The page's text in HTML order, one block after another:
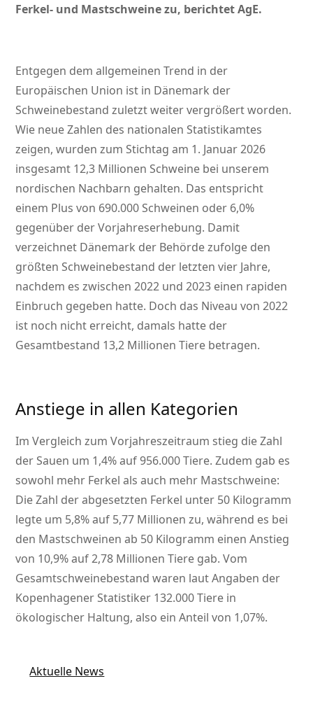
Ferkel- und Mastschweine zu, berichtet AgE.
Entgegen dem allgemeinen Trend in der
Europäischen Union ist in Dänemark der
Schweinebestand zuletzt weiter vergrößert worden.
Wie neue Zahlen des nationalen Statistikamtes
zeigen, wurden zum Stichtag am 1. Januar 2026
insgesamt 12,3 Millionen Schweine bei unserem
nordischen Nachbarn gehalten. Das entspricht
einem Plus von 690.000 Schweinen oder 6,0%
gegenüber der Vorjahreserhebung. Damit
verzeichnet Dänemark der Behörde zufolge den
größten Schweinebestand der letzten vier Jahre,
nachdem es zwischen 2022 und 2023 einen rapiden
Einbruch gegeben hatte. Doch das Niveau von 2022
ist noch nicht erreicht, damals hatte der
Gesamtbestand 13,2 Millionen Tiere betragen.
Anstiege in allen Kategorien
Im Vergleich zum Vorjahreszeitraum stieg die Zahl
der Sauen um 1,4% auf 956.000 Tiere. Zudem gab es
sowohl mehr Ferkel als auch mehr Mastschweine:
Die Zahl der abgesetzten Ferkel unter 50 Kilogramm
legte um 5,8% auf 5,77 Millionen zu, während es bei
den Mastschweinen ab 50 Kilogramm einen Anstieg
von 10,9% auf 2,78 Millionen Tiere gab. Vom
Gesamtschweinebestand waren laut Angaben der
Kopenhagener Statistiker 132.000 Tiere in
ökologischer Haltung, also ein Anteil von 1,07%.
Aktuelle News